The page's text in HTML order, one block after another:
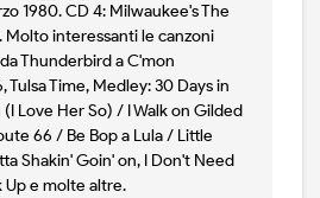
1980. CD 4: Milwaukee's The
Molto interessanti le canzoni
Thunderbird a C'mon
Tulsa Time, Medley: 30 Days in
Love Her So) / I Walk on Gilded
66 / Be Bop a Lula / Little
Shakin' Goin' on, I Don't Need
Up e molte altre.